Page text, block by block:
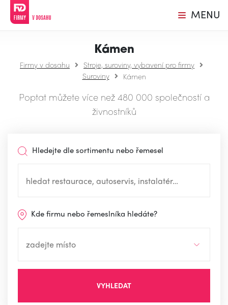
MENU
Kámen
Firmy v dosahu
Stroje, suroviny, vybavení pro firmy
Suroviny
Kámen
Poptat můžete více než 480 000 společností a
živnostníků
Hledejte dle sortimentu nebo řemesel
Kde firmu nebo řemeslníka hledáte?
VYHLEDAT